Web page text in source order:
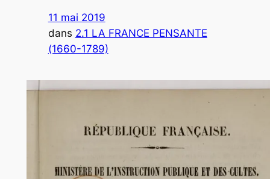
11 mai 2019
dans 2.1 LA FRANCE PENSANTE
(1660-1789)